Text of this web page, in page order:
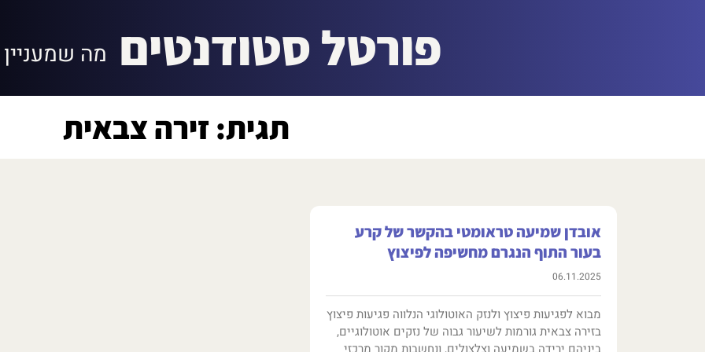
פורטל סטודנטים מה
תגית: זירה צבאית
אובדן שמיעה טראומטי בהקשר של קרע
בעור התוף הנגרם מחשיפה לפיצוץ
06.11.2025
מבוא לפגיעות פיצוץ ולנזק האוטולוגי הנלווה פגיעות פיצוץ
בזירה צבאית גורמות לשיעור גבוה של נזקים אוטולוגיים,